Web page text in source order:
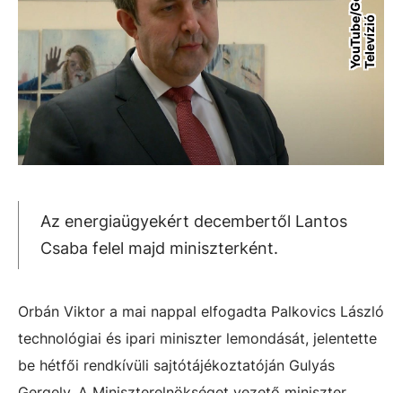
e
ó
Az energiaügyekért decembertől Lantos
Csaba felel majd miniszterként.
Orbán Viktor a mai nappal elfogadta Palkovics László
technológiai és ipari miniszter lemondását, jelentette
be hétfői rendkívüli sajtótájékoztatóján Gulyás